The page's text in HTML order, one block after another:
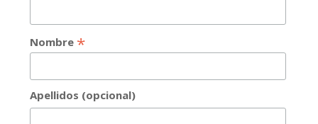
Nombre *
Apellidos (opcional)